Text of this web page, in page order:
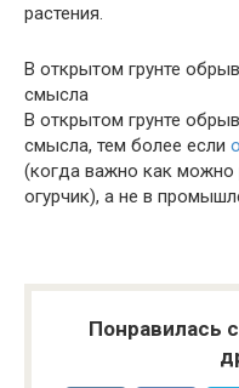
растения.
В открытом грунте
смысла
В открытом грунте
смысла, тем более если
(когда важно как можно
огурчик), а не в
Понравилась